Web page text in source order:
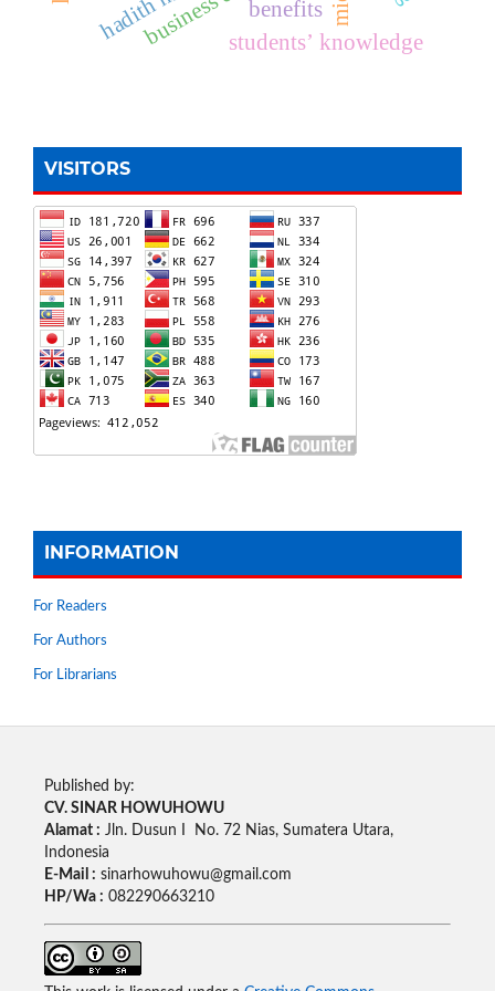
benefits
students’ knowledge
VISITORS
INFORMATION
For Readers
For Authors
For Librarians
Published by:
CV. SINAR HOWUHOWU
Alamat : Jln. Dusun I No. 72 Nias, Sumatera Utara,
Indonesia
E-Mail : sinarhowuhowu@gmail.com
HP/Wa : 082290663210